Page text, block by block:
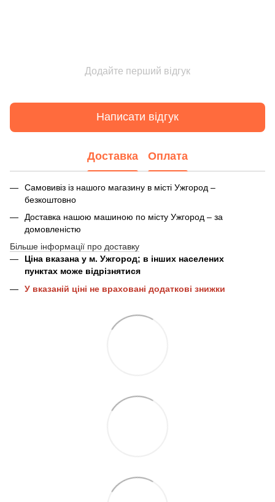
Додайте перший відгук
Написати відгук
Доставка Оплата
Самовивіз із нашого магазину в місті Ужгород –
безкоштовно
Доставка нашою машиною по місту Ужгород – за
домовленістю
Більше інформації про доставку
Ціна вказана у м. Ужгород; в інших населених
пунктах може відрізнятися
У вказаній ціні не враховані додаткові знижки